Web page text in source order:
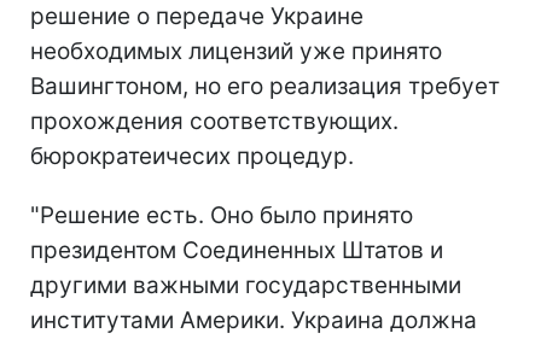
решение о передаче Украине
необходимых лицензий уже принято
Вашингтоном, но его реализация требует
прохождения соответствующих.
бюрократеичесих процедур.
"Решение есть. Оно было принято
президентом Соединенных Штатов и
другими важными государственными
институтами Америки. Украина должна